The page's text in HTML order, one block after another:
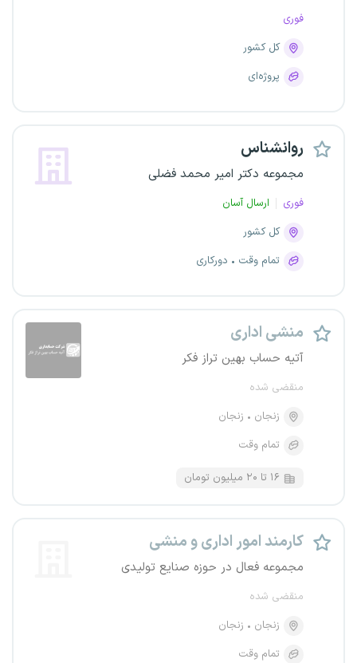
فوری
کل کشور
پروژه‌ای
روانشناس
مجموعه دکتر امیر محمد فضلی
فوری
ارسال آسان
کل کشور
تمام وقت
دورکاری
منشی اداری
آتیه حساب بهین تراز فکر
منقضی شده
زنجان
زنجان
تمام وقت
۱۶ تا ۲۰ میلیون تومان
کارمند امور اداری و منشی
مجموعه فعال در حوزه صنایع تولیدی
منقضی شده
زنجان
زنجان
تمام وقت